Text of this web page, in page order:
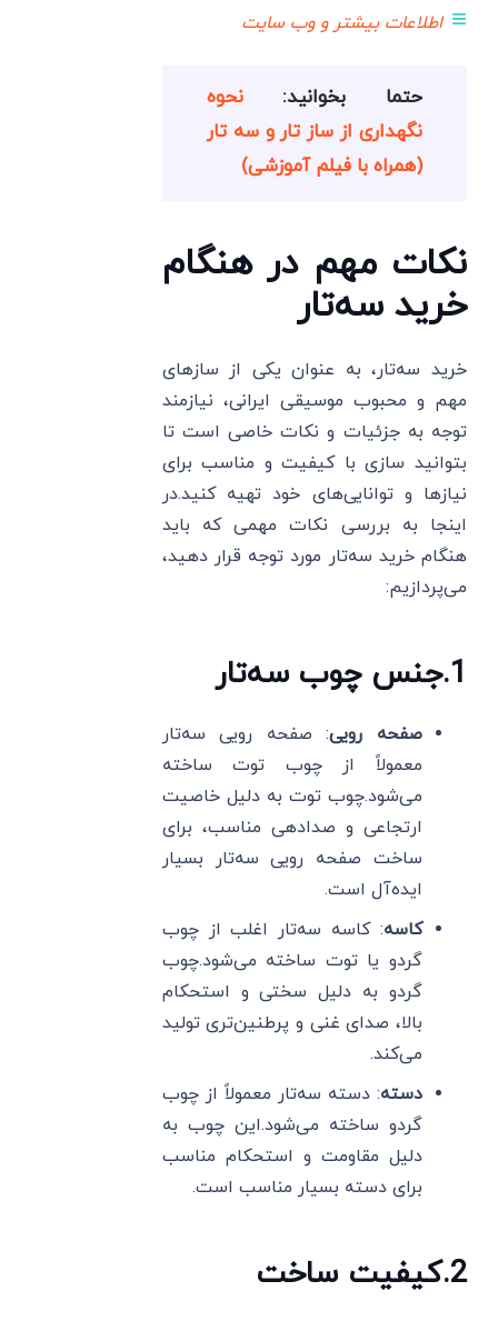
≡اطلاعات بیشتر و وب سایت
حتما بخوانید:نحوه
نگهداری از ساز تار و سه تار
(همراه با فیلم آموزشی)
نکات مهم در هنگام
خرید سه‌تار
خرید سه‌تار، به عنوان یکی از سازهای
مهم و محبوب موسیقی ایرانی، نیازمند
توجه به جزئیات و نکات خاصی است تا
بتوانید سازی با کیفیت و مناسب برای
نیازها و توانایی‌های خود تهیه کنید.در
اینجا به بررسی نکات مهمی که باید
هنگام خرید سه‌تار مورد توجه قرار دهید،
می‌پردازیم:
1
.جنس چوب سه‌تار
صفحه رویی: صفحه رویی سه‌تار
معمولاً از چوب توت ساخته
می‌شود.چوب توت به دلیل خاصیت
ارتجاعی و صدادهی مناسب، برای
ساخت صفحه رویی سه‌تار بسیار
ایده‌آل است.
کاسه: کاسه سه‌تار اغلب از چوب
گردو یا توت ساخته می‌شود.چوب
گردو به دلیل سختی و استحکام
بالا، صدای غنی و پرطنین‌تری تولید
می‌کند.
دسته: دسته سه‌تار معمولاً از چوب
گردو ساخته می‌شود.این چوب به
دلیل مقاومت و استحکام مناسب
برای دسته بسیار مناسب است.
2
.کیفیت ساخت